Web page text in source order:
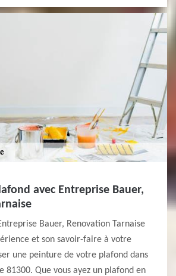
avec Entreprise Bauer,
Bauer, Renovation Tarnaise
et son savoir-faire à votre
une peinture de votre plafond dans
81300. Que vous ayez un plafond en